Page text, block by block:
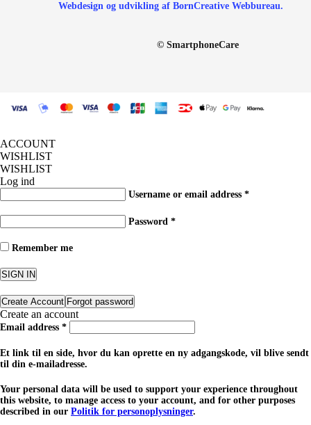
Webdesign og udvikling af BornCreative Webbureau.
© SmartphoneCare
ACCOUNT
WISHLIST
WISHLIST
Log ind
Username or email address *
Password *
Remember me
SIGN IN
Create Account Forgot password
Create an account
Email address *
Et link til en side, hvor du kan oprette en ny adgangskode, vil blive sendt
til din e-mailadresse.
Your personal data will be used to support your experience throughout
this website, to manage access to your account, and for other purposes
described in our Politik for personoplysninger.